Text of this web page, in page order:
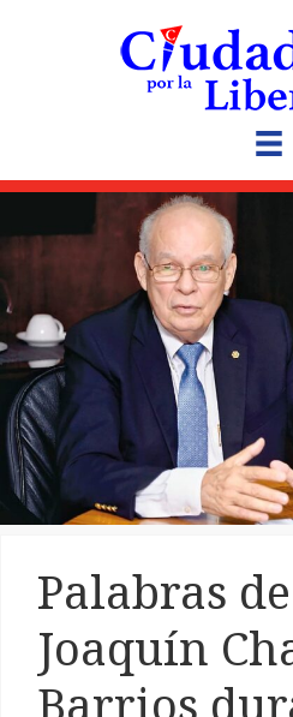
Palabras
Joaquín
Barrios